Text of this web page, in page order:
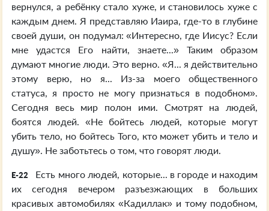
вернулся, а ребёнку стало хуже, и становилось хуже с
каждым днем. Я представляю Иаира, где-то в глубине
своей души, он подумал: «Интересно, где Иисус? Если
мне удастся Его найти, знаете...» Таким образом
думают многие люди. Это верно. «Я... я действительно
этому верю, но я... Из-за моего общественного
статуса, я просто не могу признаться в подобном».
Сегодня весь мир полон ими. Смотрят на людей,
боятся людей. «Не бойтесь людей, которые могут
убить тело, но бойтесь Того, кто может убить и тело и
душу». Не заботьтесь о том, что говорят люди.
E-22
Есть много людей, которые... в городе и находим
их сегодня вечером разъезжающих в больших
красивых автомобилях «Кадиллак» и тому подобном,